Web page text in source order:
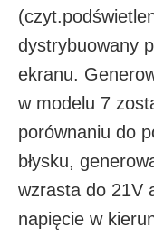
dystrybuowany
ekranu.
w modelu 7
porównaniu do
błysku,
wzrasta do 21V
napięcie w